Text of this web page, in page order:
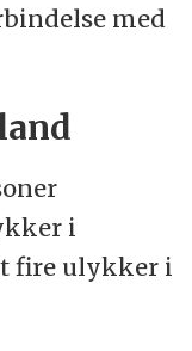
med
i
fire ulykker i